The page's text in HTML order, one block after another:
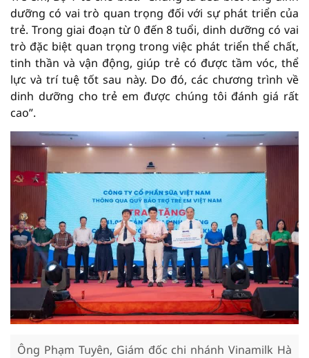
dưỡng có vai trò quan trọng đối với sự phát triển của
trẻ. Trong giai đoạn từ 0 đến 8 tuổi, dinh dưỡng có vai
trò đặc biệt quan trọng trong việc phát triển thể chất,
tinh thần và vận động, giúp trẻ có được tầm vóc, thể
lực và trí tuệ tốt sau này. Do đó, các chương trình về
dinh dưỡng cho trẻ em được chúng tôi đánh giá rất
cao”.
Ông Phạm Tuyên, Giám đốc chi nhánh Vinamilk Hà